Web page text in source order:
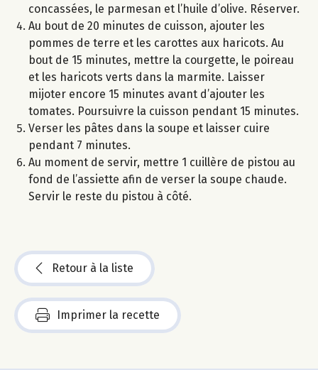
concassées, le parmesan et l’huile d’olive. Réserver.
Au bout de 20 minutes de cuisson, ajouter les
pommes de terre et les carottes aux haricots. Au
bout de 15 minutes, mettre la courgette, le poireau
et les haricots verts dans la marmite. Laisser
mijoter encore 15 minutes avant d’ajouter les
tomates. Poursuivre la cuisson pendant 15 minutes.
Verser les pâtes dans la soupe et laisser cuire
pendant 7 minutes.
Au moment de servir, mettre 1 cuillère de pistou au
fond de l’assiette afin de verser la soupe chaude.
Servir le reste du pistou à côté.
Retour à la liste
Imprimer la recette